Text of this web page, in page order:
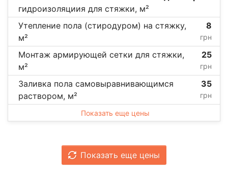
гидроизоляциия для стяжки, м²
Утепление пола (стиродуром) на стяжку,
м²
8
грн
Монтаж армирующей сетки для стяжки,
м²
25
грн
Заливка пола самовыравнивающимся
раствором, м²
35
грн
Показать еще цены
Показать еще цены